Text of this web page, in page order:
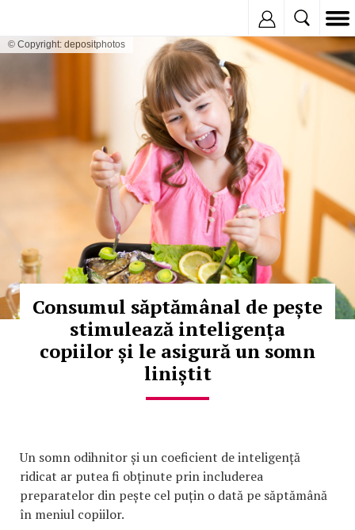
© Copyright: depositphotos
Consumul săptămânal de pește
stimulează inteligența
copiilor și le asigură un somn
liniștit
Un somn odihnitor și un coeficient de inteligență
ridicat ar putea fi obținute prin includerea
preparatelor din pește cel puțin o dată pe săptămână
în meniul copiilor.